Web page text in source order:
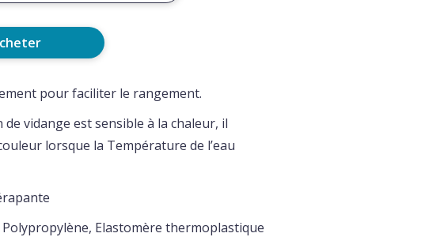
pour faciliter le rangement.
de vidange est sensible à la chaleur, il
lorsque la Température de l’eau
Elastomère thermoplastique